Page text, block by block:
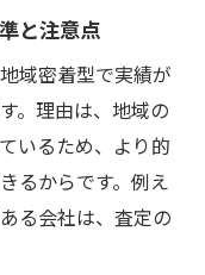
のまとめ方
する手順
進め方のコツ
ちな手続き対策
と注意点
域密着型で実績が
。理由は、地域の
いるため、より的
るからです。例え
る会社は、査定の